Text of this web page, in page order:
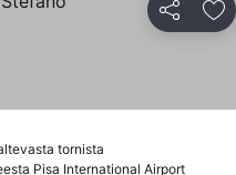
Jaa
tornista
Pisa International Airport